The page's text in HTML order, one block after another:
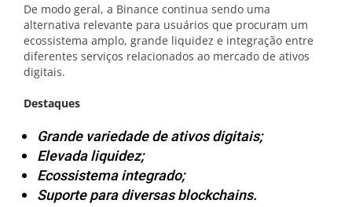
De modo geral, a Binance continua sendo uma
alternativa relevante para usuários que procuram um
ecossistema amplo, grande liquidez e integração entre
diferentes serviços relacionados ao mercado de ativos
digitais.
Destaques
Grande variedade de ativos digitais;
Elevada liquidez;
Ecossistema integrado;
Suporte para diversas blockchains.